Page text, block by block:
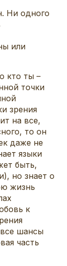
Ни одного
или
кто ты –
точки
зрения
на все,
то он
даже не
языки
быть,
но знает о
жизнь
к
шансы
часть